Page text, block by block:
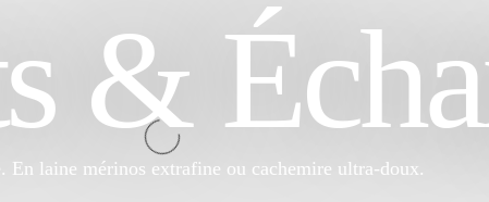
&
En laine mérinos extrafine ou cachemire ultra-doux.